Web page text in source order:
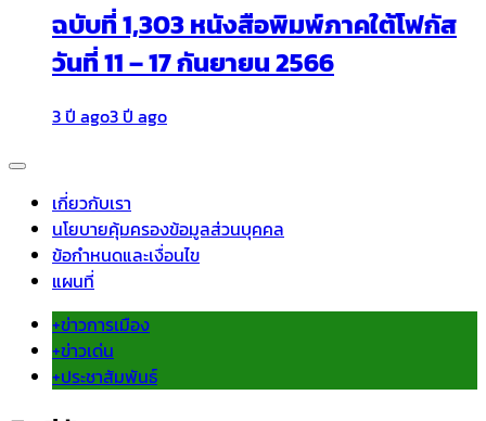
ฉบับที่ 1,303 หนังสือพิมพ์ภาคใต้โฟกัส
วันที่ 11 – 17 กันยายน 2566
3 ปี ago3 ปี ago
เกี่ยวกับเรา
นโยบายคุ้มครองข้อมูลส่วนบุคคล
ข้อกำหนดและเงื่อนไข
แผนที่
+ข่าวการเมือง
+ข่าวเด่น
+ประชาสัมพันธ์